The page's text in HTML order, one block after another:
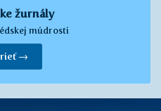
žurnály
múdrosti
→